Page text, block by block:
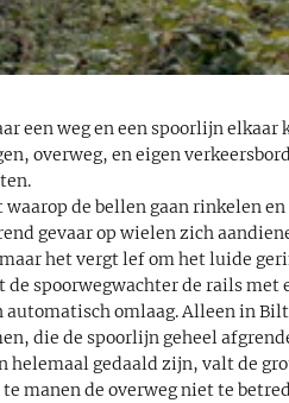
een weg en een spoorlijn
overweg, en eigen
de bellen gaan rinkelen
gevaar op wielen zich
het vergt lef om het luide
de spoorwegwachter de rails
automatisch omlaag. Alleen in
die de spoorlijn geheel
helemaal gedaald zijn, valt de
manen de overweg niet te